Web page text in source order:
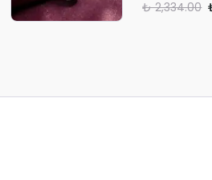
₺ 2,334.00